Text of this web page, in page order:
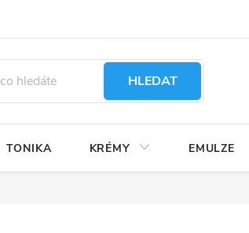
HLEDAT
TONIKA KRÉMY EMULZE